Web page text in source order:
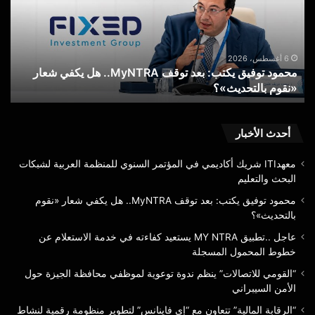
البريد لا يعزف منفردا عن الجهاز
المصرفي وهدفنا التكامل لتقديم
خدمات متميزة للعملاء
MyNTRA..
يكفي
شعار
«نقوم
بالتحديث»؟
6 أغسطس، 2026
محمود توفيق يكتب: بعد توقف MyNTRA.. هل يكفي شعار
«نقوم بالتحديث»؟
أحدث الأخبار
معهدITI شريك أكاديمي في المؤتمر السنوي للمنظمة العربية لشبكات
البحث والتعليم
محمود توفيق يكتب: بعد توقف MyNTRA.. هل يكفي شعار «نقوم
بالتحديث»؟
عاجل ..تطبيق MY NTRA يستعيد كفاءته في خدمة الاستعلام عن
خطوط المحمول المسجلة
“القومي للاتصالات” ينظم ندوة توعوية لموظفي محافظة الجيزة حول
الأمن السيبراني
“الرقابة المالية” تتعاون مع “إي فاينانس” لتطوير منظومة رقمية لنشاط